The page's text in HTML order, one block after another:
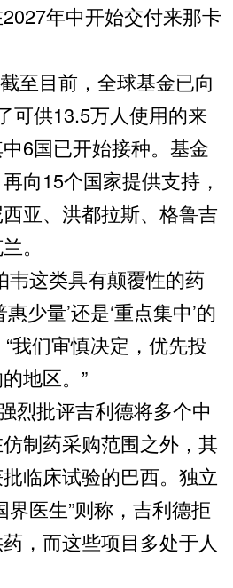
年中开始交付来那卡
目前，全球基金已向
可供13.5万人使用的来
6国已开始接种。基金
向15个国家提供支持，
亚、洪都拉斯、格鲁吉
。
这类具有颠覆性的药
少量’还是‘重点集中’的
我们审慎决定，优先投
地区。”
批评吉利德将多个中
制药采购范围之外，其
临床试验的巴西。独立
界医生”则称，吉利德拒
，而这些项目多处于人